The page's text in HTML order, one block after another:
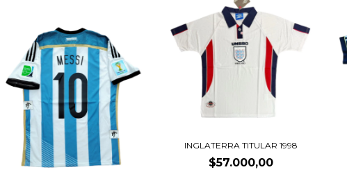
INGLATERRA TITULAR 1998
$57.000,00